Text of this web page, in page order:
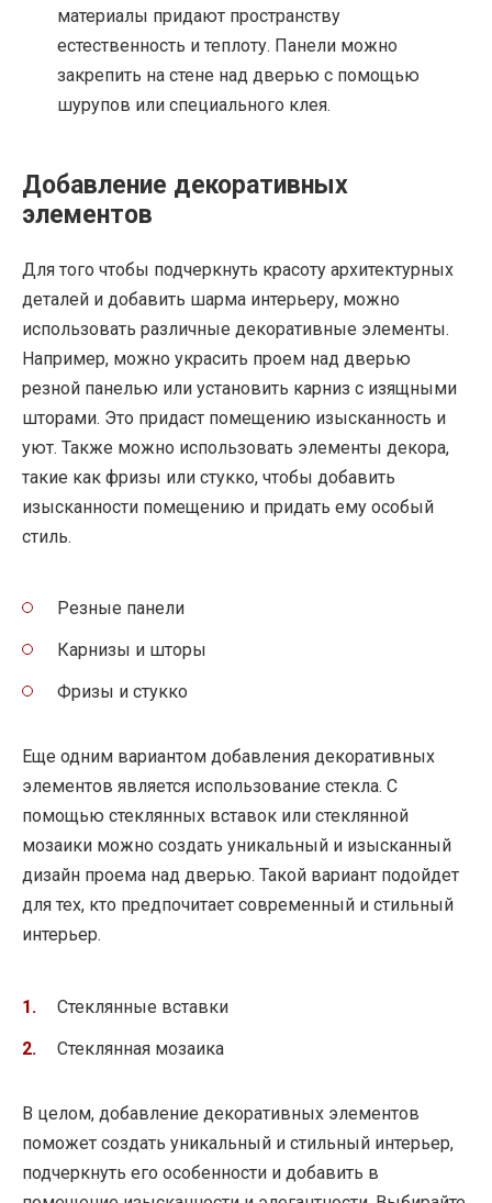
материалы придают пространству
естественность и теплоту. Панели можно
закрепить на стене над дверью с помощью
шурупов или специального клея.
Добавление декоративных
элементов
Для того чтобы подчеркнуть красоту архитектурных
деталей и добавить шарма интерьеру, можно
использовать различные декоративные элементы.
Например, можно украсить проем над дверью
резной панелью или установить карниз с изящными
шторами. Это придаст помещению изысканность и
уют. Также можно использовать элементы декора,
такие как фризы или стукко, чтобы добавить
изысканности помещению и придать ему особый
стиль.
Резные панели
Карнизы и шторы
Фризы и стукко
Еще одним вариантом добавления декоративных
элементов является использование стекла. С
помощью стеклянных вставок или стеклянной
мозаики можно создать уникальный и изысканный
дизайн проема над дверью. Такой вариант подойдет
для тех, кто предпочитает современный и стильный
интерьер.
Стеклянные вставки
Стеклянная мозаика
В целом, добавление декоративных элементов
поможет создать уникальный и стильный интерьер,
подчеркнуть его особенности и добавить в